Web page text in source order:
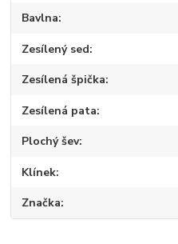
Bavlna
Zesílený sed
Zesílená špička
Zesílená pata
Plochý šev
Klínek
Značka